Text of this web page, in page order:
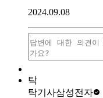
2024.09.08
탁
탁기사삼성전자